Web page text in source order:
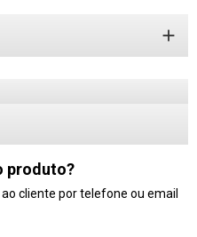

produto?
cliente por telefone ou email